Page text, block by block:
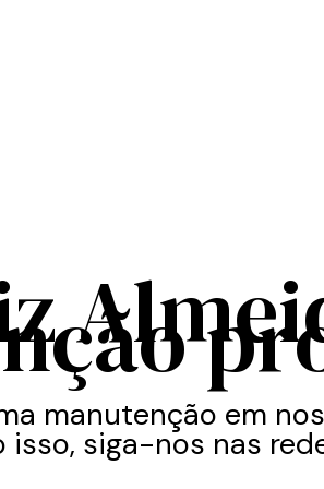
manutenção em
isso, siga-nos nas